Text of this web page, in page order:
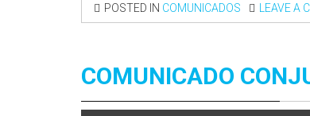
POSTED IN COMUNICADOS LEAVE A
COMUNICADO